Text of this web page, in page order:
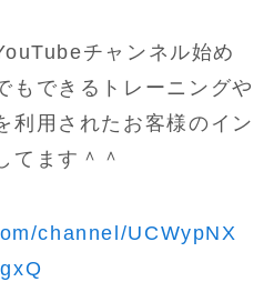
チャンネル始め
もできるトレーニングや
利用されたお客様のイン
てます＾＾
channel/UCWypNX